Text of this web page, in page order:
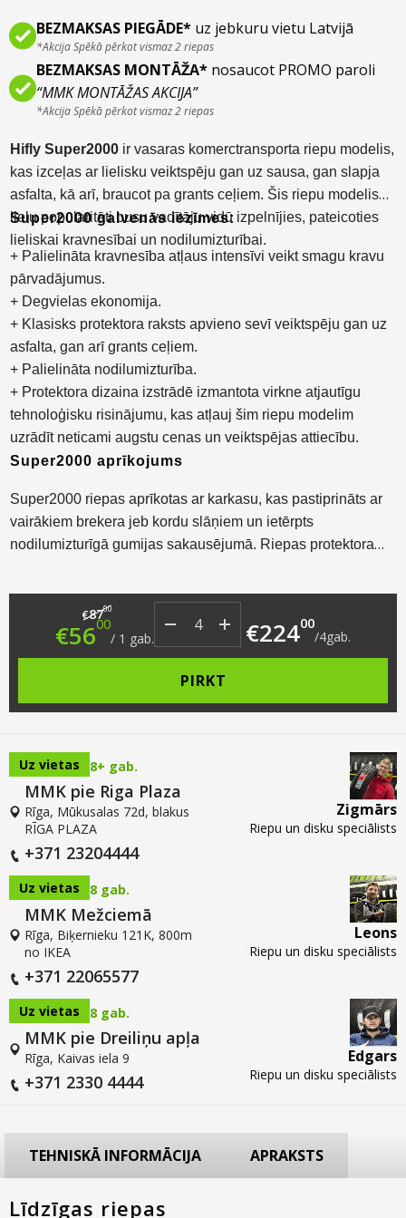
BEZMAKSAS PIEGĀDE* uz jebkuru vietu Latvijā
*Akcija Spēkā pērkot vismaz 2 riepas
BEZMAKSAS MONTĀŽA* nosaucot PROMO paroli
“MMK MONTĀŽAS AKCIJA”
*Akcija Spēkā pērkot vismaz 2 riepas
Hifly Super2000 ir vasaras komerctransporta riepu modelis,
kas izceļas ar lielisku veiktspēju gan uz sausa, gan slapja
asfalta, kā arī, braucot pa grants ceļiem. Šis riepu modelis
lielu popularitāti busu vadītāju vidū izpelnījies, pateicoties
lieliskai kravnesībai un nodilumizturībai.
Super2000 galvenās iezīmes:
+ Palielināta kravnesība atļaus intensīvi veikt smagu kravu
pārvadājumus.
+ Degvielas ekonomija.
+ Klasisks protektora raksts apvieno sevī veiktspēju gan uz
asfalta, gan arī grants ceļiem.
+ Palielināta nodilumizturība.
+ Protektora dizaina izstrādē izmantota virkne atjautīgu
tehnoloģisku risinājumu, kas atļauj šim riepu modelim
uzrādīt neticami augstu cenas un veiktspējas attiecību.
Super2000 aprīkojums
Super2000 riepas aprīkotas ar karkasu, kas pastiprināts ar
vairākiem brekera jeb kordu slāņiem un ietērpts
nodilumizturīgā gumijas sakausējumā. Riepas protektora
arī ar grants segumu. Hifly Super2000 ieguvis lielu
popularitāti busu šoferu vidū, pateicoties tā degvielas
ekonomijai, kravnesībai un nodilumizturībai, kas ir
svarīgākās sastāvdaļas lieliskas komerctransporta riepas
receptei.
€8700 Original price was: €87.00.
€5600 Current price is: €56.00.
/ 1 gab. €22400
/4gab.
PIRKT
Uz vietas 8+ gab.
MMK pie Riga Plaza
Rīga, Mūkusalas 72d, blakus
RĪGA PLAZA
+371 23204444
Zigmārs
Riepu un disku speciālists
Uz vietas 8 gab.
MMK Mežciemā
Rīga, Biķernieku 121K, 800m
no IKEA
+371 22065577
Leons
Riepu un disku speciālists
Uz vietas 8 gab.
MMK pie Dreiliņu apļa
Rīga, Kaivas iela 9
+371 2330 4444
Edgars
Riepu un disku speciālists
TEHNISKĀ INFORMĀCIJA APRAKSTS
Līdzīgas riepas